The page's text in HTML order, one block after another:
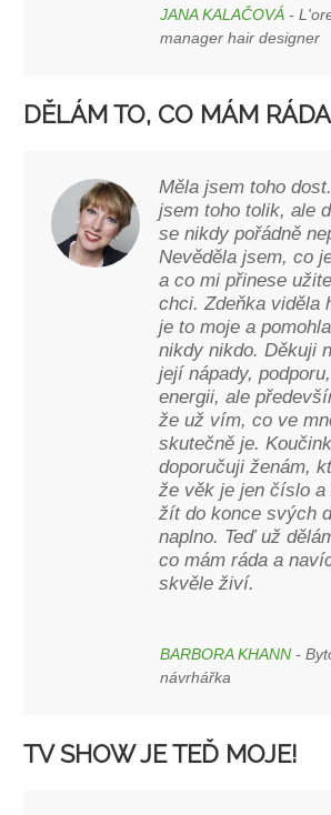
JANA KALAČOVÁ -
manager hair designer
DĚLÁM TO, CO MÁM RÁDA
Měla jsem toho
jsem toho tolik, ale
se nikdy pořádně
Nevěděla jsem, co
a co mi přinese
chci. Zdeňka viděla
je to moje a
nikdy nikdo. Děkuji
její nápady,
energii, ale
že už vím, co ve
skutečně je.
doporučuji ženám,
že věk je jen číslo
žít do konce svých
naplno. Teď už
co mám ráda a
skvěle živí.
BARBORA KHANN -
návrhářka
TV SHOW JE TEĎ MOJE!